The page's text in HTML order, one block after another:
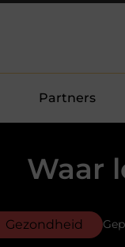
Partners
Waar
Gezondheid